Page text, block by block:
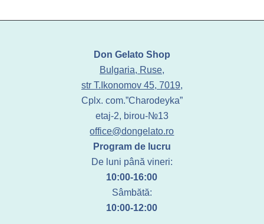
Don Gelato Shop
Bulgaria, Ruse,
str T.Ikonomov 45, 7019,
Cplx. com.”Charodeyka”
etaj-2, birou-№13
office@dongelato.ro
Program de lucru
De luni până vineri:
10:00-16:00
Sâmbătă:
10:00-12:00